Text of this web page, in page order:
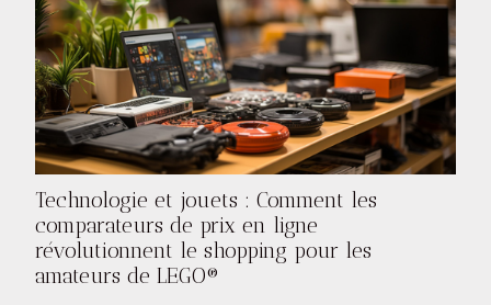
Technologie et jouets : Comment les
comparateurs de prix en ligne
révolutionnent le shopping pour les
amateurs de LEGO®